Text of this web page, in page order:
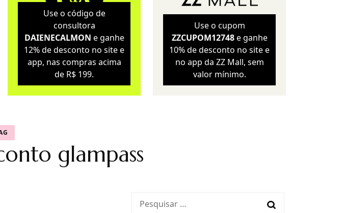
Use o código de
consultora
DAIENECALMON e ganhe
12% de desconto no site e
app, nas compras acima
de R$ 199.
Use o cupom
ZZCUPOM12748e ganhe
10% de desconto no site e
no app da ZZ Mall, sem
valor mínimo.
glampass
Pesquisar